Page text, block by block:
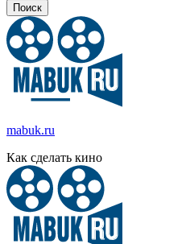
mabuk.ru
Как сделать кино